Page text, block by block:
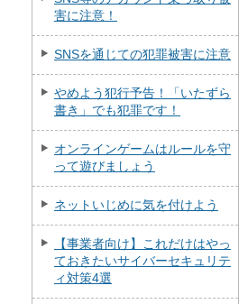
害に注意！
SNSを通じての犯罪被害に注意
やめよう犯行予告！「いたずら
書き」でも犯罪です！
オンラインゲームはルールを守
って遊びましょう
ネットいじめに気を付けよう
【事業者向け】これだけはやっ
ておきたいサイバーセキュリテ
ィ対策4選